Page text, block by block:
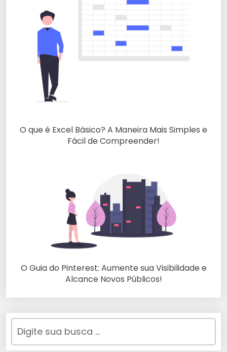
O que é Excel Básico? A Maneira Mais Simples e
Fácil de Compreender!
O Guia do Pinterest: Aumente sua Visibilidade e
Alcance Novos Públicos!